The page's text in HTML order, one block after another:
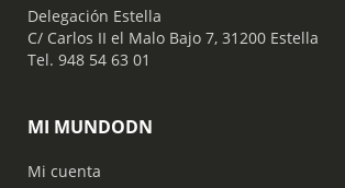
​ Delegación Estella
C/ Carlos II el Malo Bajo 7, 31200 Estella
Tel. 948 54 63 01
MI MUNDODN
Mi cuenta